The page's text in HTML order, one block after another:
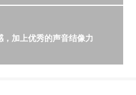
加上优秀的声音结像力